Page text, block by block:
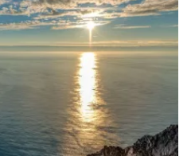
cu e-mailul